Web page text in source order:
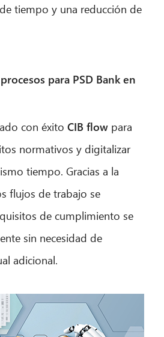
tiempo y una reducción de
para PSD Bank en
con éxitoCIB flow para
normativos y digitalizar
tiempo. Gracias a la
flujos de trabajo se
de cumplimiento se
sin necesidad de
adicional.